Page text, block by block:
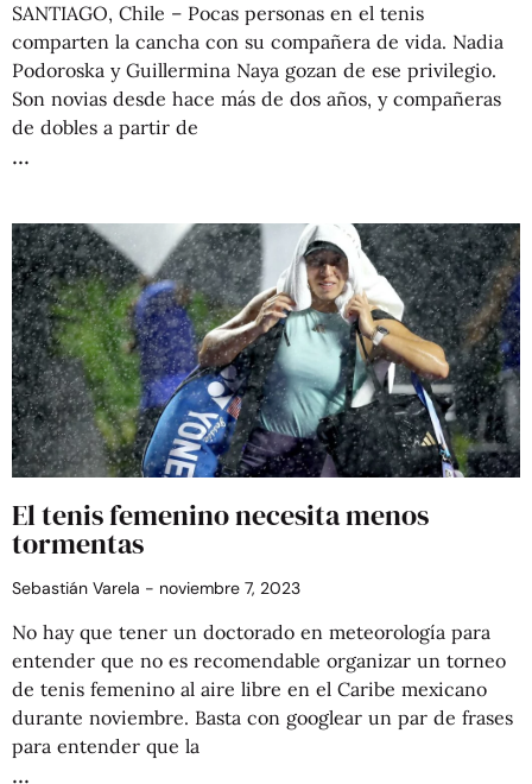
SANTIAGO, Chile – Pocas personas en el tenis
comparten la cancha con su compañera de vida. Nadia
Podoroska y Guillermina Naya gozan de ese privilegio.
Son novias desde hace más de dos años, y compañeras
de dobles a partir de
El tenis femenino necesita menos
tormentas
Sebastián Varela noviembre 7, 2023
No hay que tener un doctorado en meteorología para
entender que no es recomendable organizar un torneo
de tenis femenino al aire libre en el Caribe mexicano
durante noviembre. Basta con googlear un par de frases
para entender que la